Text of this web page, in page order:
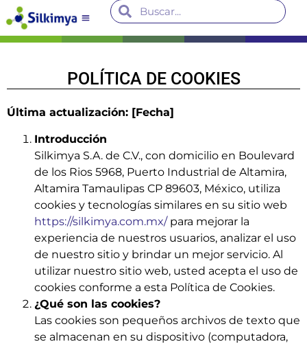
POLÍTICA DE COOKIES
Última actualización: [Fecha]
Introducción
Silkimya S.A. de C.V., con domicilio en Boulevard
de los Rios 5968, Puerto Industrial de Altamira,
Altamira Tamaulipas CP 89603, México, utiliza
cookies y tecnologías similares en su sitio web
https://silkimya.com.mx/para mejorar la
experiencia de nuestros usuarios, analizar el uso
de nuestro sitio y brindar un mejor servicio. Al
utilizar nuestro sitio web, usted acepta el uso de
cookies conforme a esta Política de Cookies.
¿Qué son las cookies?
Las cookies son pequeños archivos de texto que
se almacenan en su dispositivo (computadora,